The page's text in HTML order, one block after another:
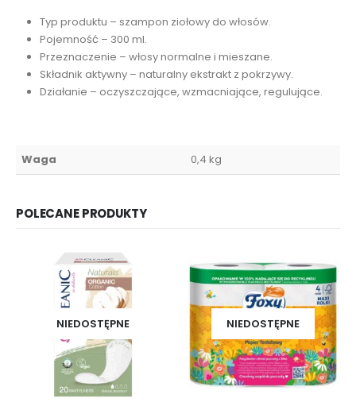
Typ produktu – szampon ziołowy do włosów.
Pojemność – 300 ml.
Przeznaczenie – włosy normalne i mieszane.
Składnik aktywny – naturalny ekstrakt z pokrzywy.
Działanie – oczyszczające, wzmacniające, regulujące.
Waga 0,4 kg
POLECANE PRODUKTY
NIEDOSTĘPNE NIEDOSTĘPNE